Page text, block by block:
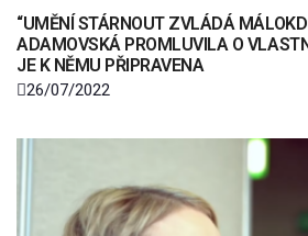
“UMĚNÍ STÁRNOUT ZVLÁDÁ
ADAMOVSKÁ PROMLUVILA O
JE K NĚMU PŘIPRAVENA
26/07/2022